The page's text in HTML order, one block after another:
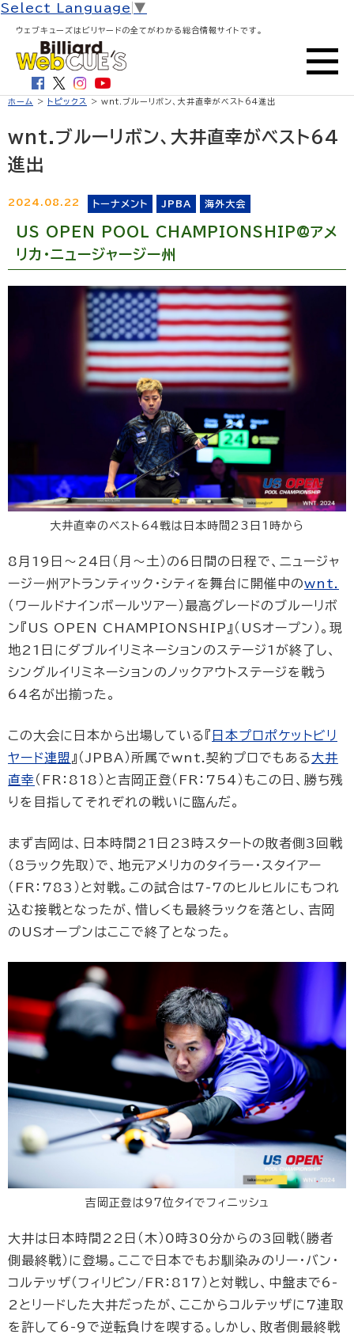
Select Language ▼
ウェブキューズはビリヤードの全てがわかる総合情報サイトです。
ホーム > トピックス > wnt.ブルーリボン、大井直幸がベスト64進出
wnt.ブルーリボン、大井直幸がベスト64
進出
2024.08.22 トーナメント JPBA 海外大会
US OPEN POOL CHAMPIONSHIP@アメ
リカ・ニュージャージー州
大井直幸のベスト64戦は日本時間23日1時から
8月19日〜24日（月〜土）の6日間の日程で、ニュージャ
ージー州アトランティック・シティを舞台に開催中のwnt.
（ワールドナインボールツアー）最高グレードのブルーリボ
ン『US OPEN CHAMPIONSHIP』（USオープン）。現
地21日にダブルイリミネーションのステージ1が終了し、
シングルイリミネーションのノックアウトステージを戦う
64名が出揃った。
この大会に日本から出場している『 日本プロポケットビリ
ヤード連盟』（JPBA）所属でwnt.契約プロでもある大井
直幸（FR：818）と吉岡正登（FR：754）もこの日、勝ち残
りを目指してそれぞれの戦いに臨んだ。
まず吉岡は、日本時間21日23時スタートの敗者側3回戦
（8ラック先取）で、地元アメリカのタイラー・スタイアー
（FR：783）と対戦。この試合は7-7のヒルヒルにもつれ
込む接戦となったが、惜しくも最終ラックを落とし、吉岡
のUSオープンはここで終了となった。
吉岡正登は97位タイでフィニッシュ
大井は日本時間22日（木）0時30分からの3回戦（勝者
側最終戦）に登場。ここで日本でもお馴染みのリー・バン・
コルテッザ（フィリピン/FR：817）と対戦し、中盤まで6-
2とリードした大井だったが、ここからコルテッザに7連取
を許して6-9で逆転負けを喫する。しかし、敗者側最終戦